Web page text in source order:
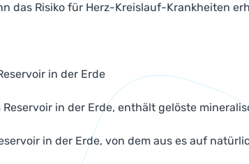
das Risiko für Herz-Kreislauf-Krankheiten
in der Erde
in der Erde, enthält gelöste
in der Erde, von dem aus es auf